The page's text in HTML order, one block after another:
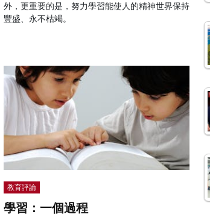
外，更重要的是，努力學習能使人的精神世界保持
豐盛、永不枯竭。
教育評論
學習：一個過程